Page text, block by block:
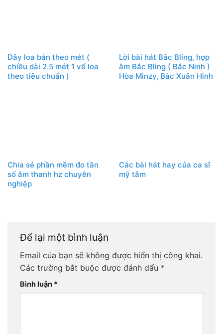
Dây loa bán theo mét (
chiều dài 2.5 mét 1 vế loa
theo tiêu chuẩn )
Lời bài hát Bắc Bling, hợp
âm Bắc Bling ( Bắc Ninh )
Hòa Minzy, Bác Xuân Hinh
Chia sẻ phần mềm đo tần
số âm thanh hz chuyên
nghiệp
Các bài hát hay của ca sĩ
mỹ tâm
Để lại một bình luận
Email của bạn sẽ không được hiển thị công khai.
Các trường bắt buộc được đánh dấu *
Bình luận *